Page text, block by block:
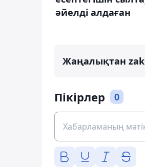
әйелді алдаған
Жаңалықтан
Пікірлер 0